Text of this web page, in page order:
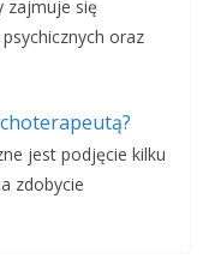
zajmuje się
oraz
jest podjęcie kilku
zdobycie